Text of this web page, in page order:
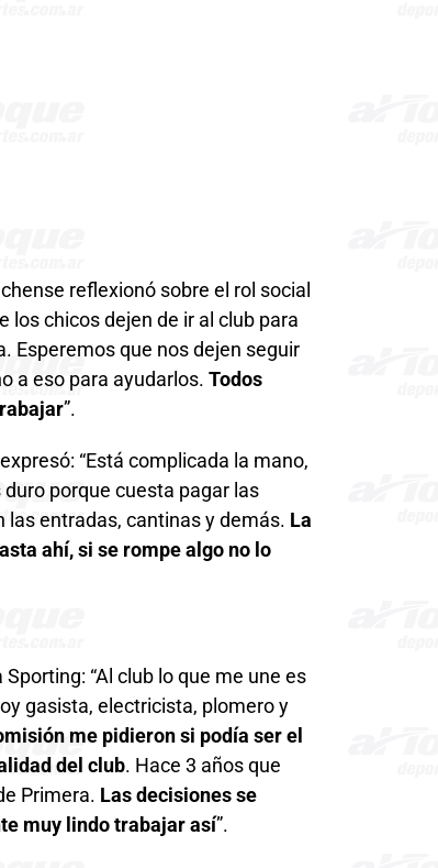
reflexionó sobre el rol social
los chicos dejen de ir al club para
Esperemos que nos dejen seguir
a eso para ayudarlos. Todos
”.
“Está complicada la mano,
porque cuesta pagar las
las entradas, cantinas y demás. La
ahí, si se rompe algo no lo
“Al club lo que me une es
gasista, electricista, plomero y
me pidieron si podía ser el
del club. Hace 3 años que
Primera. Las decisiones se
muy lindo trabajar así”.